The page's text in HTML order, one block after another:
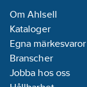
Om Ahlsell
Kataloger
Egna märkesvaror
Branscher
Jobba hos oss